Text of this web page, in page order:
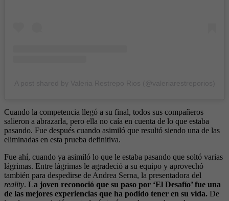
Cuando la competencia llegó a su final, todos sus compañeros
salieron a abrazarla, pero ella no caía en cuenta de lo que estaba
pasando. Fue después cuando asimiló que resultó siendo una de las
eliminadas en esta prueba definitiva.
Fue ahí, cuando ya asimiló lo que le estaba pasando que soltó varias
lágrimas. Entre lágrimas le agradeció a su equipo y aprovechó
también para despedirse de Andrea Serna, la presentadora del
reality. La joven reconoció que su paso por ‘El Desafío’ fue una
de las mejores experiencias que ha podido tener en su vida. De